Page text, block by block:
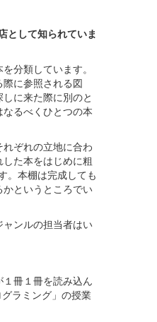
して知られていま
分類しています。
に参照される図
に来た際に別のと
るべくひとつの本
ぞれの立地に合わ
た本をはじめに粗
。本棚は完成しても
というところでい
ンルの担当者はい
冊１冊を読み込ん
ラミング」の授業